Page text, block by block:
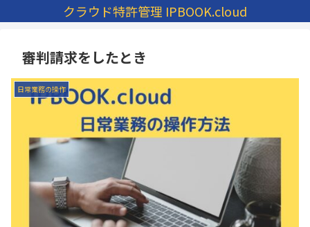
クラウド特許管理 IPBOOK.cloud
審判請求をしたとき
日常業務の操作